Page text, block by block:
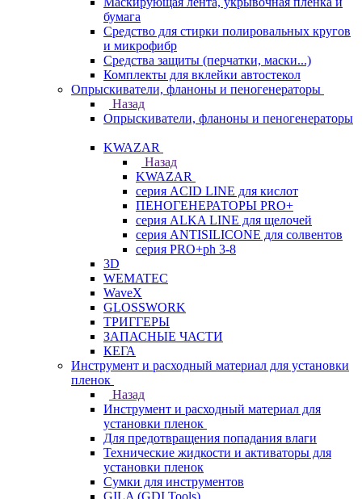
бумага
Средство для стирки полировальных кругов
и микрофибр
Средства защиты (перчатки, маски...)
Комплекты для вклейки автостекол
Опрыскиватели, фланоны и пеногенераторы
Назад
Опрыскиватели, фланоны и пеногенераторы
KWAZAR
Назад
KWAZAR
серия ACID LINE для кислот
ПЕНОГЕНЕРАТОРЫ PRO+
серия ALKA LINE для щелочей
серия ANTISILICONE для солвентов
серия PRO+ph 3-8
3D
WEMATEC
WaveX
GLOSSWORK
ТРИГГЕРЫ
ЗАПАСНЫЕ ЧАСТИ
КЕГА
Инструмент и расходный материал для установки
пленок
Назад
Инструмент и расходный материал для
установки пленок
Для предотвращения попадания влаги
Технические жидкости и активаторы для
установки пленок
Сумки для инструментов
GILA (GDI Tools)